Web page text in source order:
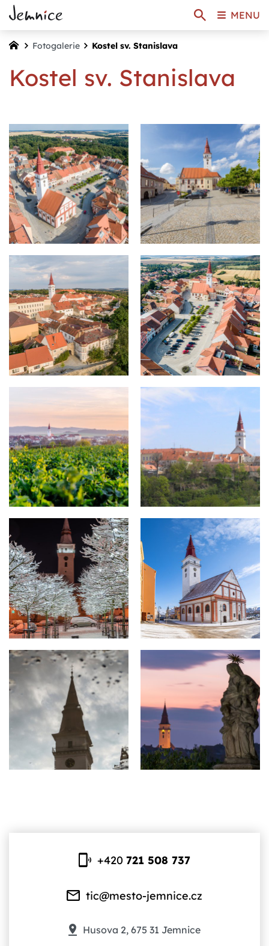
Fotogalerie Kostel sv. Stanislava
Kostel sv. Stanislava
+420721 508 737
tic@mesto-jemnice.cz
Husova 2, 675 31 Jemnice
MENU